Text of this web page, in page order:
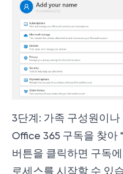
3단계: 가족 구성원이
Office 365 구독을 찾아
버튼을 클릭하면 구독
로세스를 시작할 수 있